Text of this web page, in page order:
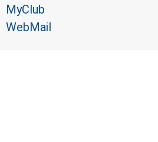
MyClub
WebMail